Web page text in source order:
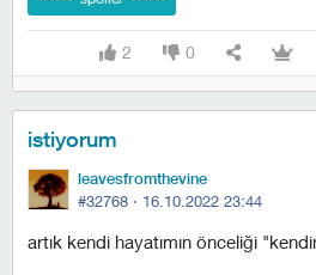
2 0
istiyorum
leavesfromthevine
#32768 · 16.10.2022 23:44
artık kendi hayatımın önceliği